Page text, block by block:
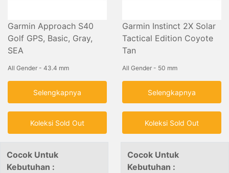
Garmin Approach S40
Golf GPS, Basic, Gray,
SEA
All Gender - 43.4 mm
Selengkapnya
Koleksi Sold Out
Garmin Instinct 2X Solar
Tactical Edition Coyote
Tan
All Gender - 50 mm
Selengkapnya
Koleksi Sold Out
Cocok Untuk
Kebutuhan :
Cocok Untuk
Kebutuhan :